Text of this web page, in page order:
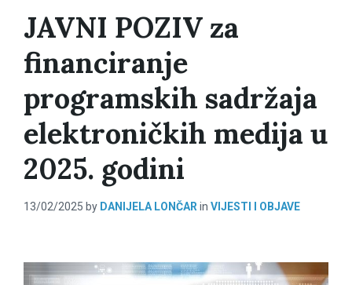
JAVNI POZIV za
financiranje
programskih sadržaja
elektroničkih medija u
2025. godini
13/02/2025 by DANIJELA LONČAR in VIJESTI I OBJAVE